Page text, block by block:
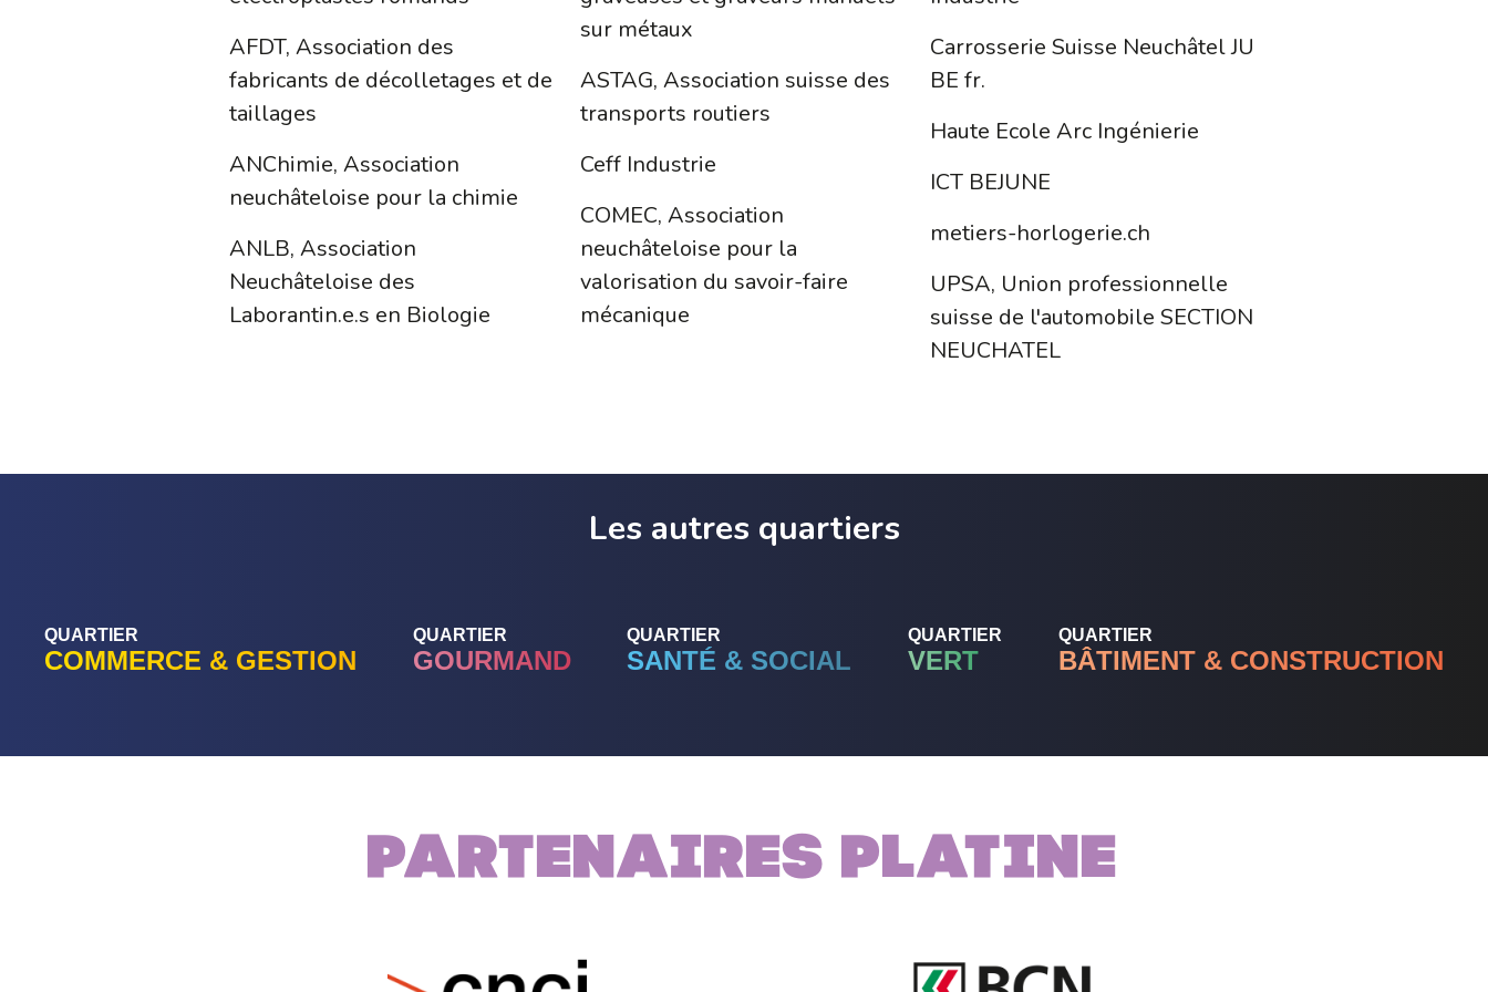
AFDT, Association des
fabricants de décolletages et de
taillages
ANChimie, Association
neuchâteloise pour la chimie
ANLB, Association
Neuchâteloise des
Laborantin.e.s en Biologie
sur métaux
ASTAG, Association suisse des
transports routiers
Ceff Industrie
COMEC, Association
neuchâteloise pour la
valorisation du savoir-faire
mécanique
Carrosserie Suisse Neuchâtel JU
BE fr.
Haute Ecole Arc Ingénierie
ICT BEJUNE
metiers-horlogerie.ch
UPSA, Union professionnelle
suisse de l'automobile SECTION
NEUCHATEL
Les autres quartiers
QUARTIER
COMMERCE & GESTION
QUARTIER
GOURMAND
QUARTIER
SANTÉ & SOCIAL
QUARTIER
VERT
QUARTIER
BÂTIMENT & CONSTRUCTION
Partenaires PLATINE